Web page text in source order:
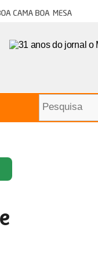
cama boa mesa